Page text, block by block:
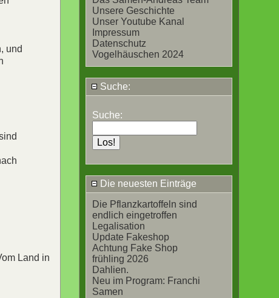
Unsere Geschichte
Unser Youtube Kanal
Impressum
Datenschutz
Vogelhäuschen 2024
Suche:
Suche:
Die neuesten Einträge
Die Pflanzkartoffeln sind
endlich eingetroffen
Legalisation
Update Fakeshop
Achtung Fake Shop
frühling 2026
Dahlien.
Neu im Program: Franchi
Samen
und
Land in